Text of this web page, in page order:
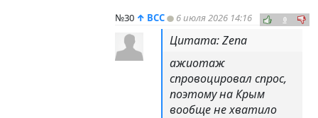
№30 ↑ ВСС 6 июля 2026 14:16 0
Цитата: Zena
ажиотаж
спровоцировал спрос,
поэтому на Крым
вообще не хватило